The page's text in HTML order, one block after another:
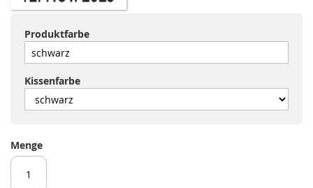
Produktfarbe
Kissenfarbe
Menge